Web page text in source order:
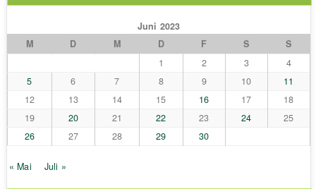
Juni 2023
M
D M D F S
S
1
2 3
4
5
6 7 8 9 10
11
12
13 14 15 16 17
18
19
20 21 22 23 24
25
26
27 28 29 30
« Mai Juli »